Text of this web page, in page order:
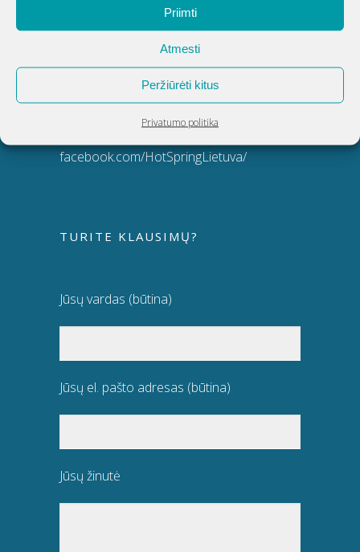
Priimti
Atmesti
Peržiūrėti kitus
Privatumo politika
Adresas: Dunojaus g. 20, Vilnius
Įmonės kodas: 124389034
PVM kodas: LT243890314
facebook.com/HotSpringLietuva/
TURITE KLAUSIMŲ?
Jūsų vardas (būtina)
Jūsų el. pašto adresas (būtina)
Jūsų žinutė